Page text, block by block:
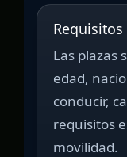
Requisitos
Las plazas
edad,
conducir,
requisitos
movilidad.